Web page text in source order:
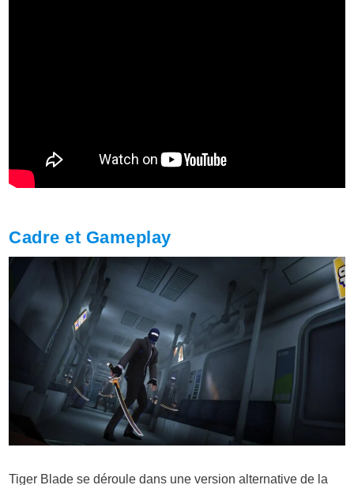
Cadre et Gameplay
Tiger Blade se déroule dans une version alternative de la